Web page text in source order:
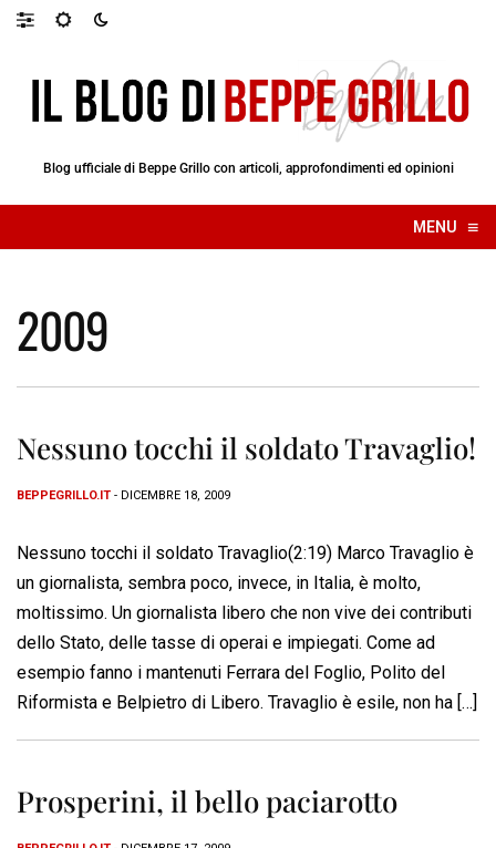
Blog ufficiale di Beppe Grillo con articoli, approfondimenti ed opinioni
MENU ≡
☰
2009
Nessuno tocchi il soldato Travaglio!
BEPPEGRILLO.IT - DICEMBRE 18, 2009
Nessuno tocchi il soldato Travaglio(2:19) Marco Travaglio è
un giornalista, sembra poco, invece, in Italia, è molto,
moltissimo. Un giornalista libero che non vive dei contributi
dello Stato, delle tasse di operai e impiegati. Come ad
esempio fanno i mantenuti Ferrara del Foglio, Polito del
Riformista e Belpietro di Libero. Travaglio è esile, non ha […]
Prosperini, il bello paciarotto